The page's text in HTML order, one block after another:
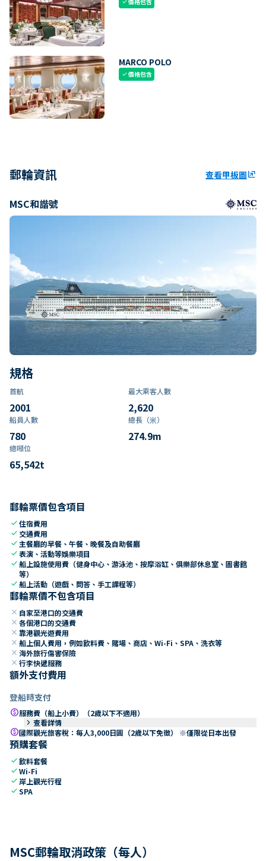
check
MARCO POLO
check價格包含
郵輪資訊 查看甲板圖ungroup
MSC和諧號
規格
首航
2001
最大乘客人數
2,620
船員人數
780
總長（米）
274.9m
總噸位
65,542t
郵輪票價包含項目
check住宿費用
check 交通費用
check 主餐廳的早餐、午餐、晚餐及自助餐廳
check表演、活動等娛樂項目
check船上設施使用費（健身中心、游泳池、按摩浴缸、俱樂部休息室、圖書館
等）
check船上活動（遊戲、問答、手工課程等）
郵輪票價不包含項目
close 自家至港口的交通費
close 各個港口的交通費
close 靠港觀光遊費用
close 船上個人費用，例如飲料費、賭場、商店、Wi-Fi、SPA、洗衣等
close 海外旅行傷害保險
close 行李快遞服務
額外支付費用
登船時支付
paid服務費（船上小費）（2歲以下不適用）
keyboard_arrow_right 查看詳情
paid國際觀光旅客稅：每人3,000日圓（2歲以下免徵） ※僅限從日本出發
預購套餐
check飲料套餐
checkWi-Fi
check 岸上觀光行程
checkSPA
MSC郵輪取消政策（每人）